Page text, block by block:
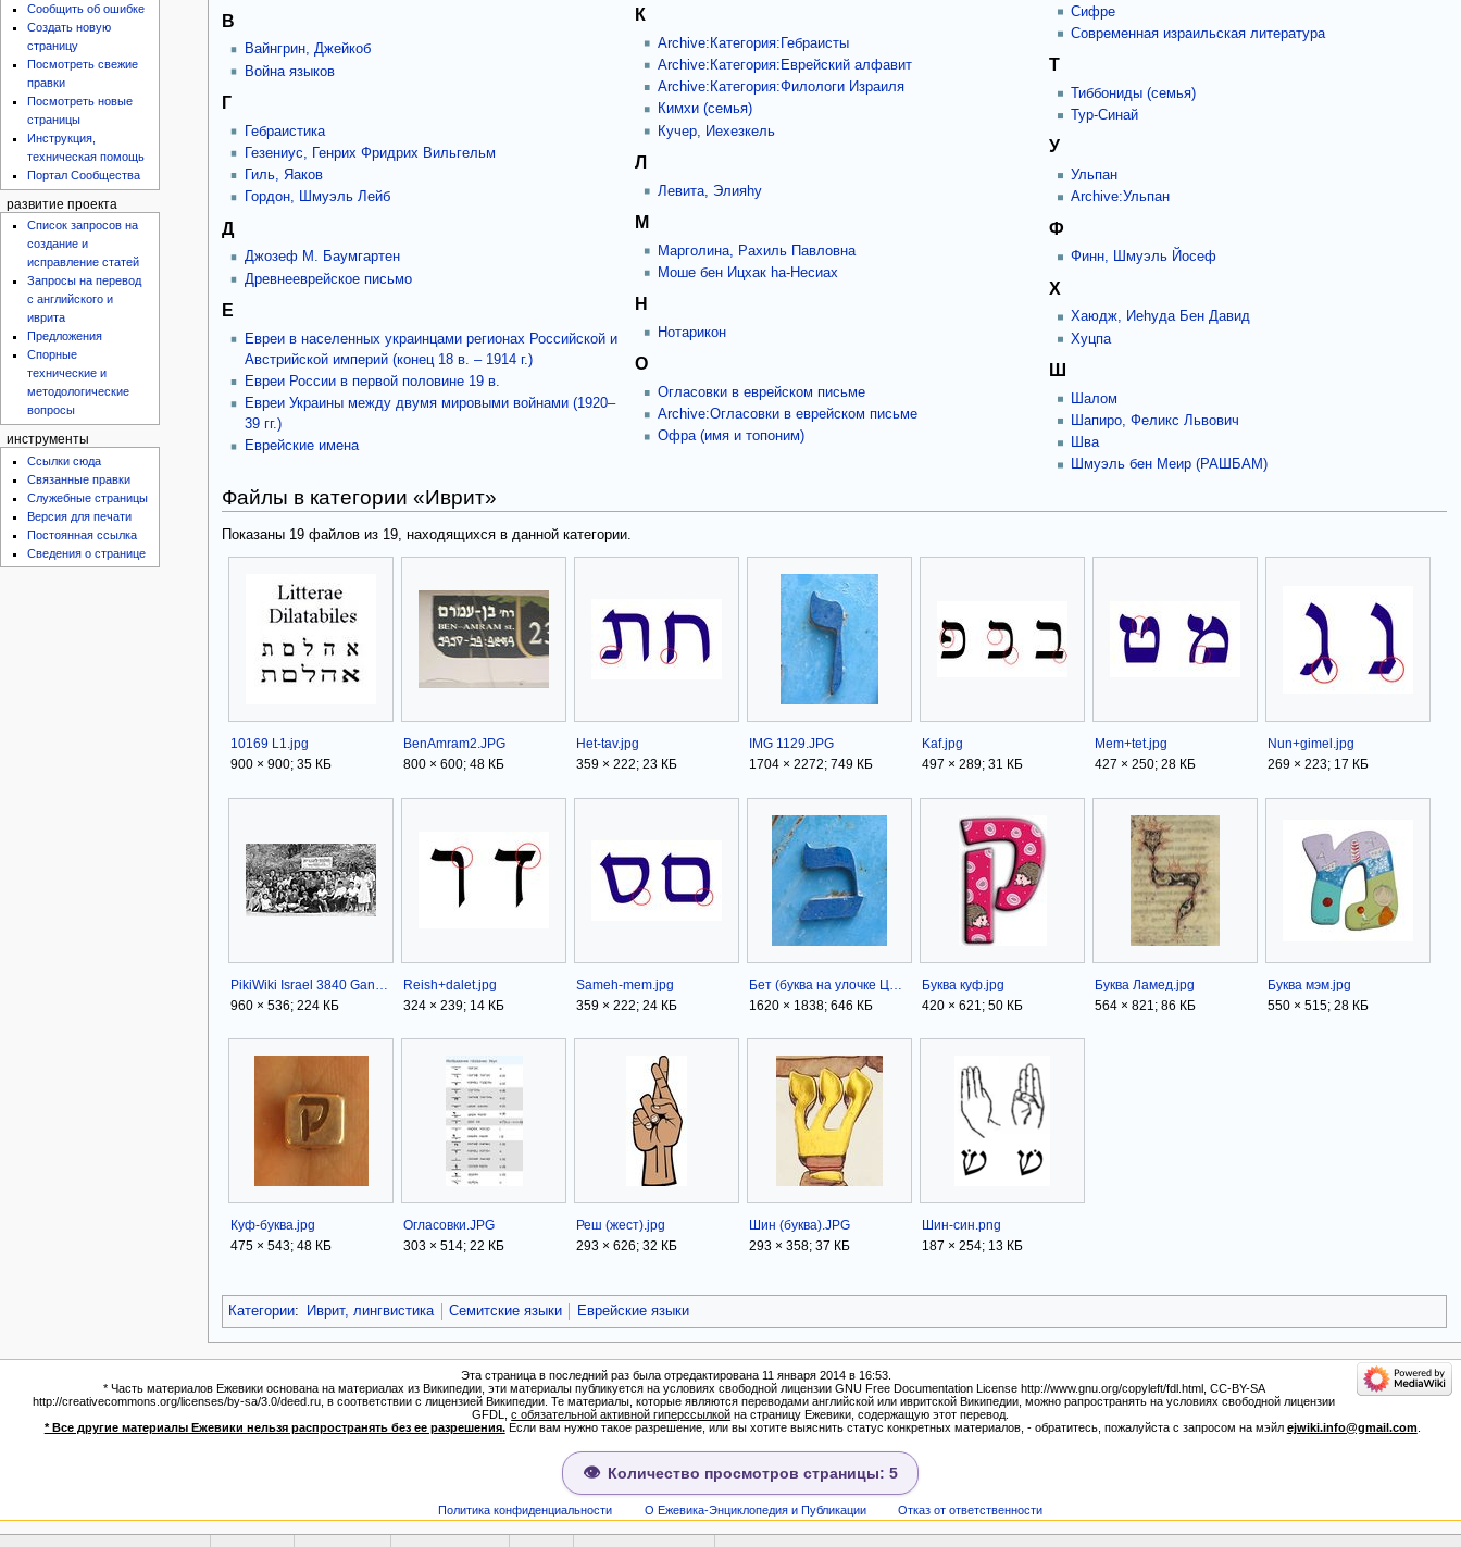
В
Вайнгрин, Джейкоб
Война языков
Г
Гебраистика
Гезениус, Генрих Фридрих Вильгельм
Гиль, Яаков
Гордон, Шмуэль Лейб
Д
Джозеф М. Баумгартен
Древнееврейское письмо
Е
Евреи в населенных украинцами регионах Российской и
Австрийской империй (конец 18 в. – 1914 г.)
Евреи России в первой половине 19 в.
Евреи Украины между двумя мировыми войнами (1920–
39 гг.)
Еврейские имена
К
Archive:Категория:Гебраисты
Archive:Категория:Еврейский алфавит
Archive:Категория:Филологи Израиля
Кимхи (семья)
Кучер, Иехезкель
Л
Левита, Элияhу
М
Марголина, Рахиль Павловна
Моше бен Ицхак hа-Несиах
Н
Нотарикон
О
Огласовки в еврейском письме
Archive:Огласовки в еврейском письме
Офра (имя и топоним)
Сифре
Современная израильская литература
Т
Тиббониды (семья)
Тур-Синай
У
Ульпан
Archive:Ульпан
Ф
Финн, Шмуэль Йосеф
Х
Хаюдж, Иеhуда Бен Давид
Хуцпа
Ш
Шалом
Шапиро, Феликс Львович
Шва
Шмуэль бен Меир (РАШБАМ)
Файлы в категории «Иврит»
Показаны 19 файлов из 19, находящихся в данной категории.
10169 L1.jpg
900 × 900; 35 КБ
BenAmram2.JPG
800 × 600; 48 КБ
Het-tav.jpg
359 × 222; 23 КБ
IMG 1129.JPG
1704 × 2272; 749 КБ
Kaf.jpg
497 × 289; 31 КБ
Mem+tet.jpg
427 × 250; 28 КБ
Nun+gimel.jpg
269 × 223; 17 КБ
960 × 536; 224 КБ
Reish+dalet.jpg
324 × 239; 14 КБ
Sameh-mem.jpg
359 × 222; 24 КБ
1620 × 1838; 646 КБ
Буква куф.jpg
420 × 621; 50 КБ
Буква Ламед.jpg
564 × 821; 86 КБ
Буква мэм.jpg
550 × 515; 28 КБ
Куф-буква.jpg
475 × 543; 48 КБ
Огласовки.JPG
303 × 514; 22 КБ
Реш (жест).jpg
293 × 626; 32 КБ
Шин (буква).JPG
293 × 358; 37 КБ
Шин-син.png
187 × 254; 13 КБ
Категории: Иврит, лингвистика Семитские языки Еврейские языки
Сообщить об ошибке
Создать новую
страницу
Посмотреть свежие
правки
Посмотреть новые
страницы
Инструкция,
техническая помощь
Портал Сообщества
развитие проекта
Список запросов на
создание и
исправление статей
Запросы на перевод
с английского и
иврита
Предложения
Спорные
технические и
методологические
вопросы
инструменты
Ссылки сюда
Связанные правки
Служебные страницы
Версия для печати
Постоянная ссылка
Сведения о странице
Эта страница в последний раз была отредактирована 11 января 2014 в 16:53.
* Часть материалов Ежевики основана на материалах из Википедии, эти материалы публикуется на условиях свободной лицензии GNU Free Documentation License http://www.gnu.org/copyleft/fdl.html, CC-BY-SA
http://creativecommons.org/licenses/by-sa/3.0/deed.ru, в соответствии с лицензией Википедии. Те материалы, которые являются переводами английской или ивритской Википедии, можно рапространять на условиях свободной лицензии
GFDL,с обязательной активной гиперссылкой на страницу Ежевики, содержащую этот перевод.
* Все другие материалы Ежевики нельзя распространять без ее разрешения.Если вам нужно такое разрешение, или вы хотите выяснить статус конкретных материалов, - обратитесь, пожалуйста с запросом на мэйл ejwiki.info@gmail.com.
Количество просмотров страницы: 5
Политика конфиденциальности О Ежевика-Энциклопедия и Публикации Отказ от ответственности